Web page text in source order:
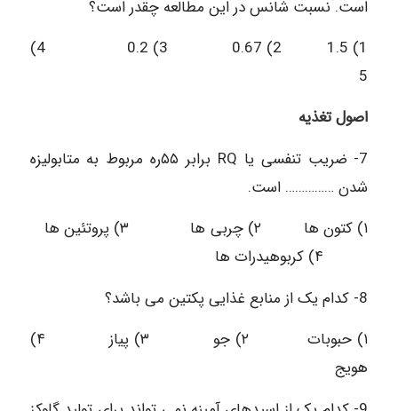
است. نسبت شانس در این مطالعه چقدر است؟
1) 1.5 2) 0.67 3) 0.2 4)
5
اصول تغذیه
7- ضریب تنفسی یا RQ برابر ۵۵ره مربوط به متابولیزه
شدن …………… است.
۱) کتون ها ۲) چربی ها ۳) پروتئین ها
8- کدام یک از منابع غذایی پکتین می باشد؟
۱) حبوبات ۲) جو ۳) پیاز ۴)
هویج